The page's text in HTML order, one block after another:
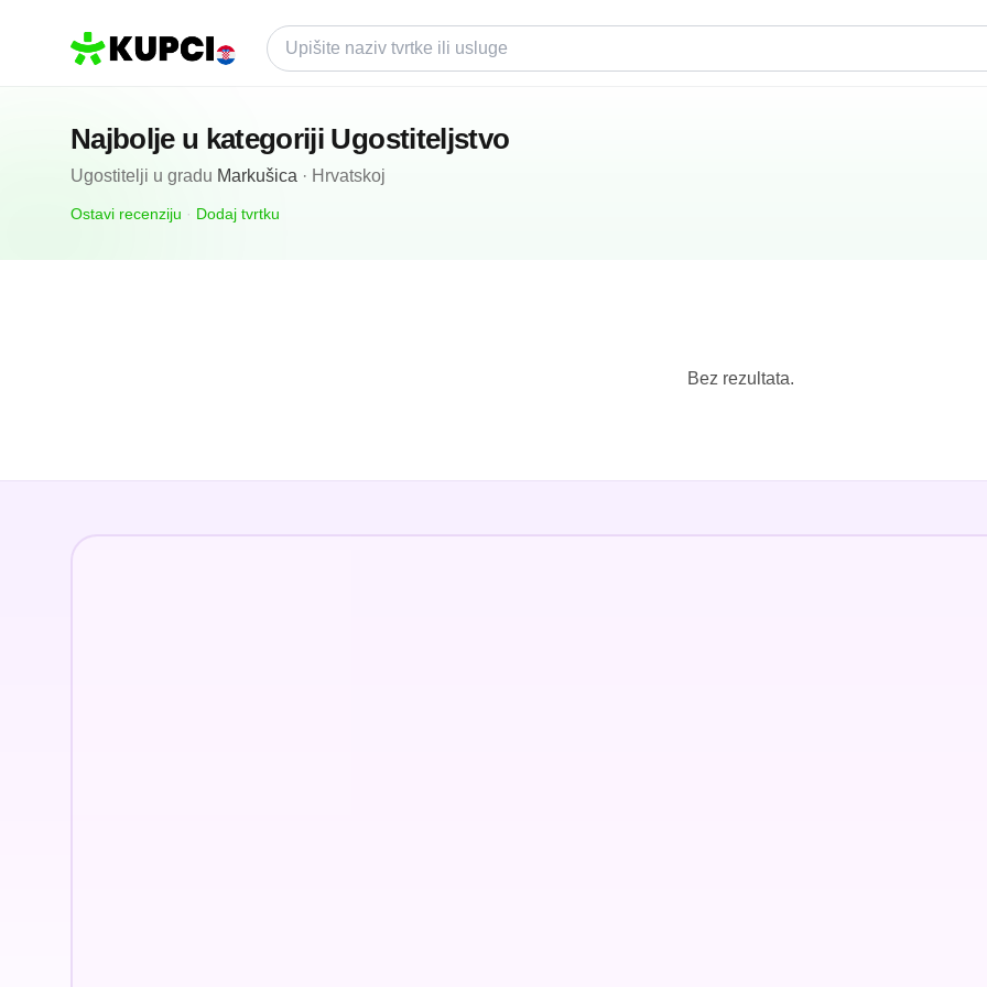
Najbolje u kategoriji Ugostiteljstvo
Ugostitelji u gradu Markušica · Hrvatskoj
Ostavi recenziju · Dodaj tvrtku
Bez rezultata.